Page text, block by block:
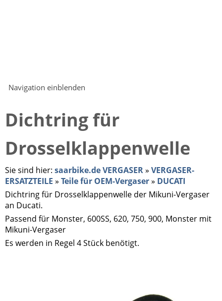
Navigation einblenden
Dichtring für
Drosselklappenwelle
Sie sind hier: saarbike.de VERGASER» VERGASER-
ERSATZTEILE » Teile für OEM-Vergaser» DUCATI
Dichtring für Drosselklappenwelle der Mikuni-Vergaser
an Ducati.
Passend für Monster, 600SS, 620, 750, 900, Monster mit
Mikuni-Vergaser
Es werden in Regel 4 Stück benötigt.